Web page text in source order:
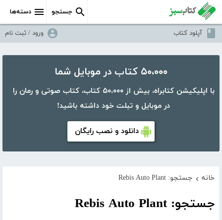
دسته‌ها جستجو
آپلود کتاب ورود / ثبت نام
۵۰،۰۰۰ کتاب در موبایل شما
با اپلیکیشن کتابراه، بیش از ۵۰،۰۰۰ کتاب، کتاب صوتی و رمان را
در موبایل و تبلت خود داشته باشید!
دانلود و نصب رایگان
خانه › جستجو: Rebis Auto Plant
جستجو: Rebis Auto Plant